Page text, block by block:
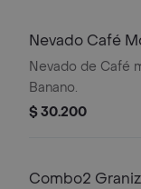
Nevado Café
Banano
Nevado de Café
Banano.
$ 30.200
Combo2